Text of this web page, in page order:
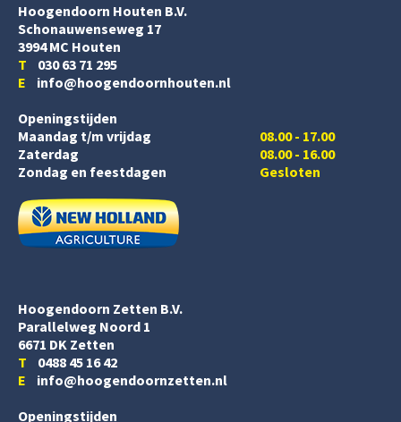
Hoogendoorn Houten B.V.
Schonauwenseweg 17
3994 MC Houten
T 030 63 71 295
E info@hoogendoornhouten.nl
Openingstijden
Maandag t/m vrijdag
Zaterdag
08.00 - 17.00
08.00 - 16.00
Zondag en feestdagen
Gesloten
Hoogendoorn Zetten B.V.
Parallelweg Noord 1
6671 DK Zetten
T 0488 45 16 42
E info@hoogendoornzetten.nl
Openingstijden